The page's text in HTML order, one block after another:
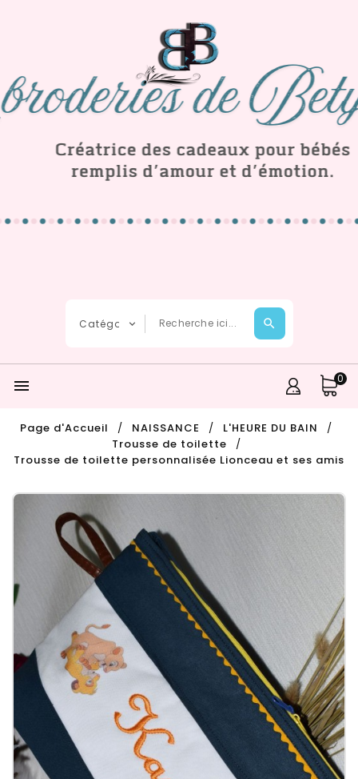
 0
Page d'Accueil NAISSANCE
L'HEURE DU BAIN
Trousse de toilette
Trousse de toilette personnalisée Lionceau et ses amis